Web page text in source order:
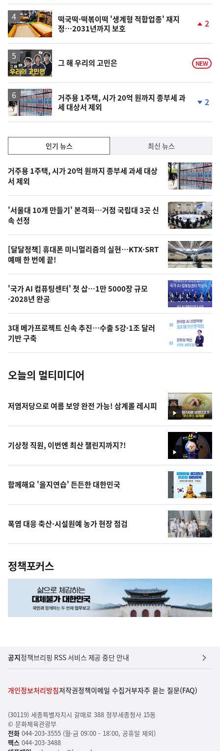
일
떡국떡·떡볶이떡 '생계형 적합업종' 재지
정…2031년까지 보호
승
2
영
상
그 해 우리의 고민은 NEW
거주용 1주택, 시가 20억 원까지 종부세 과
세 대상서 제외
락
2
기,
최
신,
오
늘
의
영
상
오
늘
의
사
진
인기 뉴스 최신 뉴스
기
뉴
스
거주용 1주택, 시가 20억 원까지 종부세 과세 대상
서 제외
'서울대 10개 만들기' 본격화…거점 국립대 3곳 신
속 선정
[달달정책] 휴대폰 미니멀리즘의 실현…KTX·SRT
예매 한 번에 끝!
'국가 AI 컴퓨팅센터' 첫 삽…1만 5000장 규모
·2028년 완공
3대 메가프로젝트 신속 추진…수출 5강·1조 달러
기반 구축
오늘의 멀티미디어
영
상
저염저당으로 여름 보양 완전 가능! 삼계롤 레시피
영
상
기상청 직원, 이번엔 최산 챌린지까지?!
함께해요 '을지연습' 든든한 대한민국
폭염 대응 축산·시설원예 농가 현장 점검
정책포커스
공지정책브리핑 RSS 서비스 제공 중단 안내
개인정보처리방침저작권정책이메일 수집거부자주 묻는 질문(FAQ)
(30119) 세종특별자치시 갈매로 388 정부세종청사 15동
© 문화체육관광부
전화044-203-3555 (월-금 09:00 - 18:00, 공휴일 제외)
팩스044-203-3488